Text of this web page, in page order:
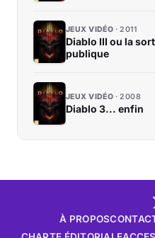
JEUX VIDÉO 2011
Diablo III ou la
publique
JEUX VIDÉO 2008
Diablo 3... enfin
À PROPOS